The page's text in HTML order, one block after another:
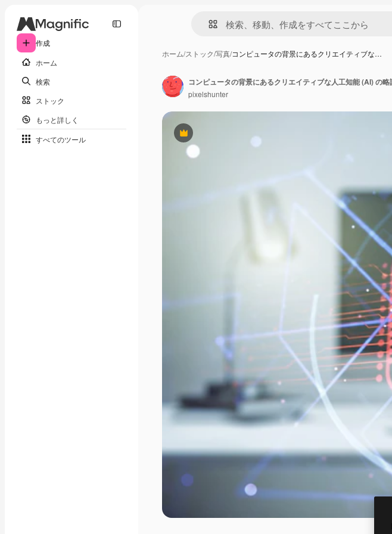
作成
ホーム
検索
ストック
もっと詳しく
すべてのツール
ホーム/ストック/写真/コンピュータの背景にあるクリエイティブな…
Premium
pixelshunter